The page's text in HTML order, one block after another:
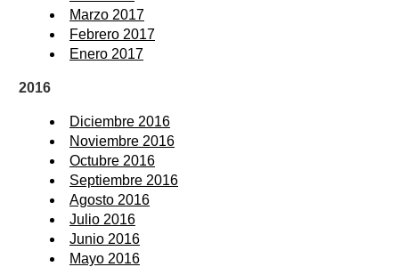
Marzo 2017
Febrero 2017
Enero 2017
2016
Diciembre 2016
Noviembre 2016
Octubre 2016
Septiembre 2016
Agosto 2016
Julio 2016
Junio 2016
Mayo 2016